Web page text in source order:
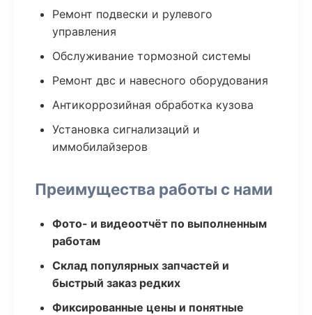
Ремонт подвески и рулевого
управления
Обслуживание тормозной системы
Ремонт двс и навесного оборудования
Антикоррозийная обработка кузова
Установка сигнализаций и
иммобилайзеров
Преимущества работы с нами
Фото- и видеоотчёт по выполненным
работам
Склад популярных запчастей и
быстрый заказ редких
Фиксированные цены и понятные